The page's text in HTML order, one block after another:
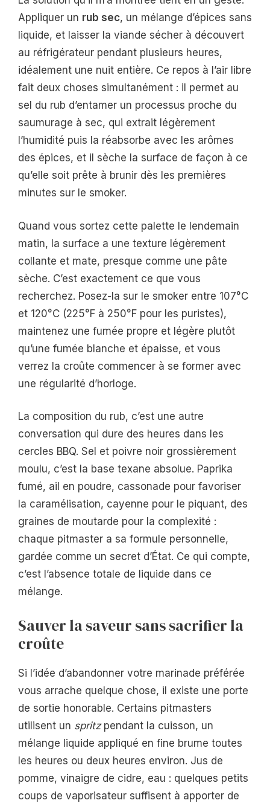
Appliquer un rub sec, un mélange d’épices sans
liquide, et laisser la viande sécher à découvert
au réfrigérateur pendant plusieurs heures,
idéalement une nuit entière. Ce repos à l’air libre
fait deux choses simultanément : il permet au
sel du rub d’entamer un processus proche du
saumurage à sec, qui extrait légèrement
l’humidité puis la réabsorbe avec les arômes
des épices, et il sèche la surface de façon à ce
qu’elle soit prête à brunir dès les premières
minutes sur le smoker.
Quand vous sortez cette palette le lendemain
matin, la surface a une texture légèrement
collante et mate, presque comme une pâte
sèche. C’est exactement ce que vous
recherchez. Posez-la sur le smoker entre 107°C
et 120°C (225°F à 250°F pour les puristes),
maintenez une fumée propre et légère plutôt
qu’une fumée blanche et épaisse, et vous
verrez la croûte commencer à se former avec
une régularité d’horloge.
La composition du rub, c’est une autre
conversation qui dure des heures dans les
cercles BBQ. Sel et poivre noir grossièrement
moulu, c’est la base texane absolue. Paprika
fumé, ail en poudre, cassonade pour favoriser
la caramélisation, cayenne pour le piquant, des
graines de moutarde pour la complexité :
chaque pitmaster a sa formule personnelle,
gardée comme un secret d’État. Ce qui compte,
c’est l’absence totale de liquide dans ce
mélange.
Sauver la saveur sans sacrifier la
croûte
Si l’idée d’abandonner votre marinade préférée
vous arrache quelque chose, il existe une porte
de sortie honorable. Certains pitmasters
utilisent un spritzpendant la cuisson, un
mélange liquide appliqué en fine brume toutes
les heures ou deux heures environ. Jus de
pomme, vinaigre de cidre, eau : quelques petits
coups de vaporisateur suffisent à apporter de